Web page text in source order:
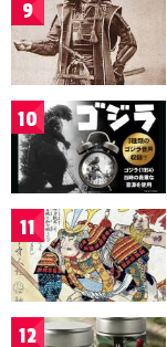
9
10
11
12